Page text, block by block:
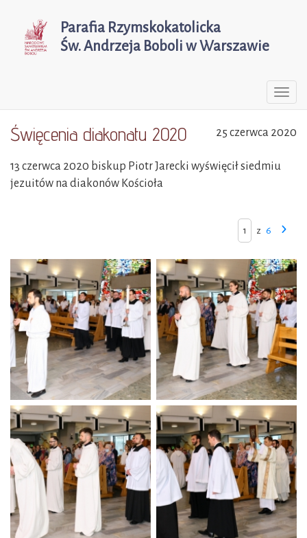
Parafia Rzymskokatolicka
Św. Andrzeja Boboli w Warszawie
25 czerwca 2020
Święcenia diakonatu 2020
13 czerwca 2020 biskup Piotr Jarecki wyświęcił siedmiu
jezuitów na diakonów Kościoła
z 6